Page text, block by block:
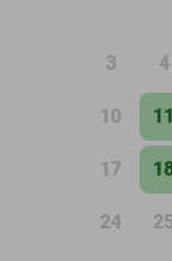
3 4
10 11
17
24 25